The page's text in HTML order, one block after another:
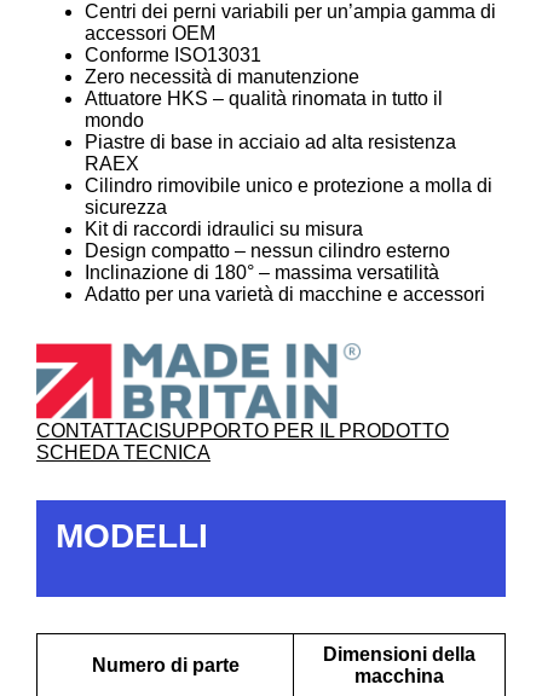
Centri dei perni variabili per un’ampia gamma di
accessori OEM
Conforme ISO13031
Zero necessità di manutenzione
Attuatore HKS – qualità rinomata in tutto il
mondo
Piastre di base in acciaio ad alta resistenza
RAEX
Cilindro rimovibile unico e protezione a molla di
sicurezza
Kit di raccordi idraulici su misura
Design compatto – nessun cilindro esterno
Inclinazione di 180° – massima versatilità
Adatto per una varietà di macchine e accessori
CONTATTACI SUPPORTO PER IL PRODOTTO
SCHEDA TECNICA
MODELLI
Numero di parte
Dimensioni della
macchina